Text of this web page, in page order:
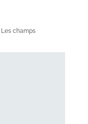
Les champs